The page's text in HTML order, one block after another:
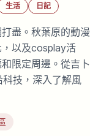
生活 日記
盡。秋葉原的動漫
以及cosplay活
限定周邊。從吉卜
技，深入了解風